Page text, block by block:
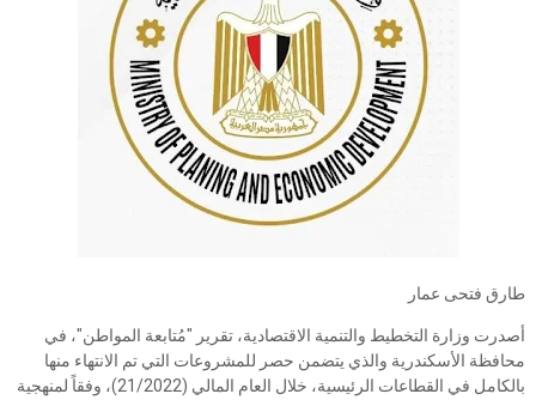
طارق فتحى عمار
أصدرت وزارة التخطيط والتنمية الاقتصادية، تقرير "مُتابعة المواطن"، في
محافظة الأسكندرية والذي يتضمن حصر للمشروعات التي تم الانتهاء منها
بالكامل في القطاعات الرئيسية، خلال العام المالي (21/2022)، وفقاً لمنهجية